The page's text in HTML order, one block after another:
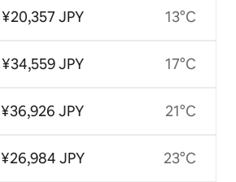
¥20,357 JPY
¥34,559 JPY
¥36,926 JPY
¥26,984 JPY
13°C
17°C
21°C
23°C